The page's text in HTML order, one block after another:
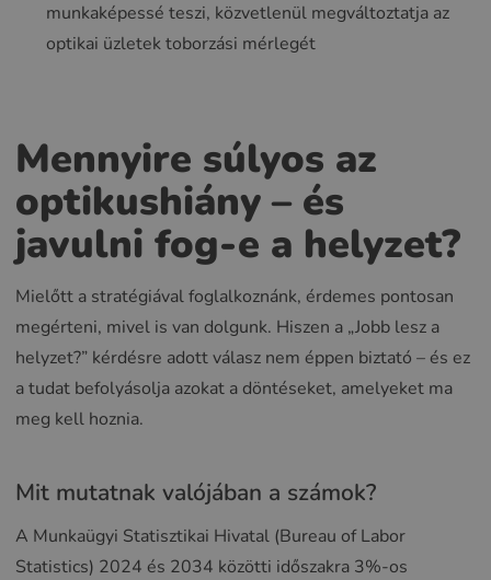
munkaképessé teszi, közvetlenül megváltoztatja az
optikai üzletek toborzási mérlegét
Mennyire súlyos az
optikushiány – és
javulni fog-e a helyzet?
Mielőtt a stratégiával foglalkoznánk, érdemes pontosan
megérteni, mivel is van dolgunk. Hiszen a „Jobb lesz a
helyzet?” kérdésre adott válasz nem éppen biztató – és ez
a tudat befolyásolja azokat a döntéseket, amelyeket ma
meg kell hoznia.
Mit mutatnak valójában a számok?
A Munkaügyi Statisztikai Hivatal (Bureau of Labor
Statistics) 2024 és 2034 közötti időszakra 3%-os